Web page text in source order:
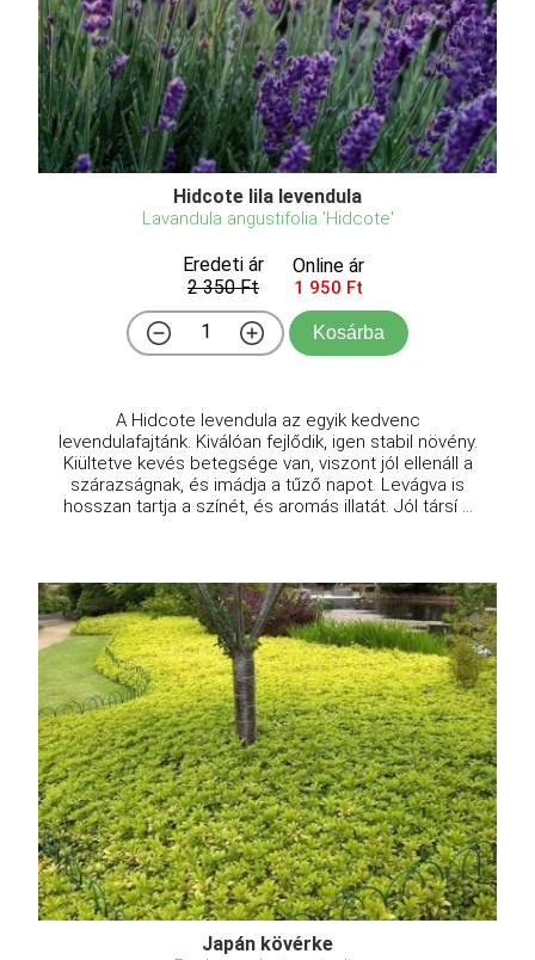
Hidcote lila levendula
Lavandula angustifolia 'Hidcote'
Eredeti ár
2 350 Ft
Online ár
1 950 Ft
Kosárba
A Hidcote levendula az egyik kedvenc
levendulafajtánk. Kiválóan fejlődik, igen stabil növény.
Kiültetve kevés betegsége van, viszont jól ellenáll a
szárazságnak, és imádja a tűző napot. Levágva is
hosszan tartja a színét, és aromás illatát. Jól társí ...
Japán kövérke